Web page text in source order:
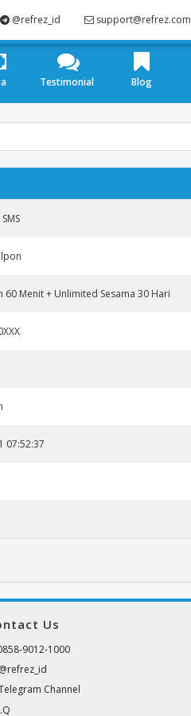
@refrez_id support@refrez.com
Testimonial Blog
60 Menit + Unlimited Sesama 30 Hari
07:52:37
Us
9012-1000
@refrez_id
Channel